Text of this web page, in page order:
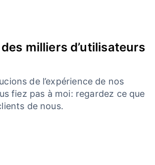
milliers d’utilisateurs
de l’expérience de nos
fiez pas à moi: regardez ce que
de nous.